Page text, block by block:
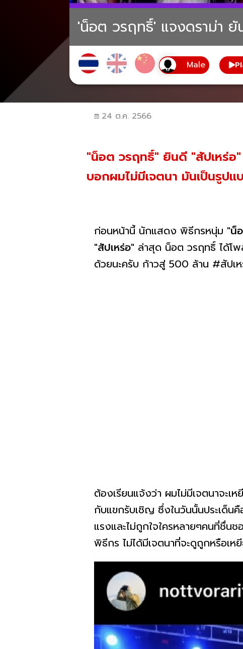
'น็อต วรฤทธิ์' แจงดราม่า
24 ต.ค. 2566
"น็อต วรฤทธิ์" ยินดี "สัปเหร่
บอกผมไม่มีเจตนา มันเป็นรูปแ
ก่อนหน้านี้ นักแสดง พิธีกรหนุ่ม "น็
"สัปเหร่อ" ล่าสุด น็อต วรฤทธิ์ ได้โ
ด้วยนะครับ ก้าวสู่ 500 ล้าน #สัปเหร่
ต้องเรียนแจ้งว่า ผมไม่มีเจตนาจะ
กับแขกรับเชิญ ซึ่งในวันนั้นประเด็น
แรงและไม่ถูกใจใครหลายๆคนที่ชื่น
พิธีกร ไม่ได้มีเจตนาที่จะดูถูกหรือเห